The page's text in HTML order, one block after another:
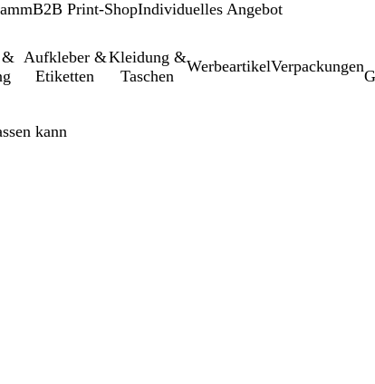
B2B Print-ShopIndividuelles Angebot
&
Aufkleber &
Etiketten
Kleidung &
Taschen
WerbeartikelVerpackungen
kann